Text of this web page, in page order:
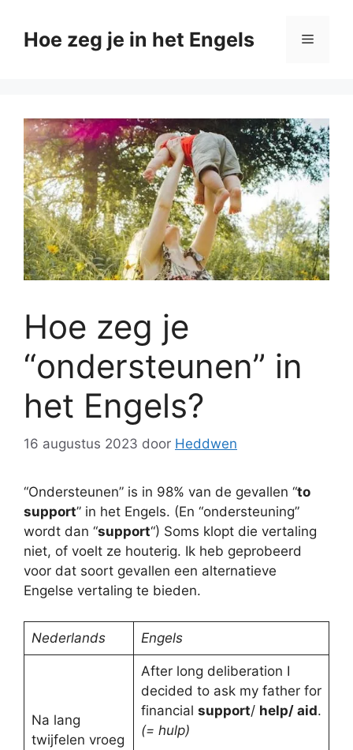
naarHoe zeg je in het Engels Menu
Hoe zeg je
“ondersteunen” in
het Engels?
16 augustus 2023 door Heddwen
“Ondersteunen” is in 98% van de gevallen “to
support” in het Engels. (En “ondersteuning”
wordt dan “support“) Soms klopt die vertaling
niet, of voelt ze houterig. Ik heb geprobeerd
voor dat soort gevallen een alternatieve
Engelse vertaling te bieden.
Nederlands Engels
Na lang
twijfelen vroeg
After long deliberation I
decided to ask my father for
financial support/ help/ aid.
(= hulp)